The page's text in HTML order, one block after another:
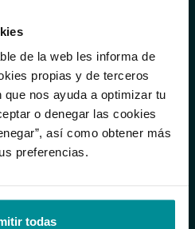
de la web les informa de
propias y de terceros
nos ayuda a optimizar tu
o denegar las cookies
así como obtener más
preferencias.
todas